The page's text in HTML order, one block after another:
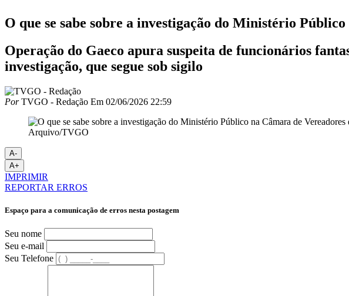
O que se sabe sobre a investigação do Ministério
Operação do Gaeco apura suspeita de funcionários
investigação, que segue sob sigilo
PorTVGO - Redação Em 02/06/2026 22:59
Arquivo/TVGO
A-
A+
IMPRIMIR
REPORTAR ERROS
Espaço para a comunicação de erros nesta postagem
Seu nome
Seu e-mail
Seu Telefone